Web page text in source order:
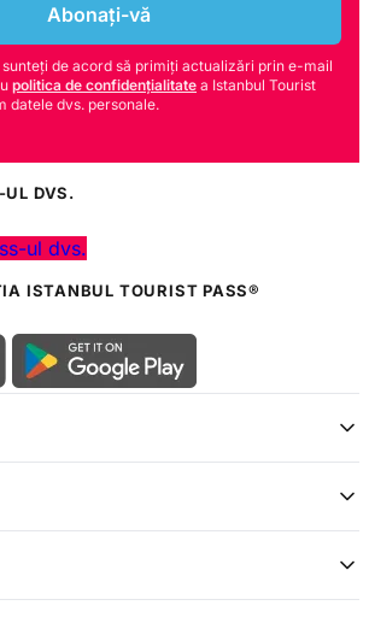
Abonați-vă
de acord să primiți actualizări prin e-mail
politica de confidențialitate a Istanbul Tourist
datele dvs. personale.
UL DVS.
ul dvs.
ISTANBUL TOURIST PASS®